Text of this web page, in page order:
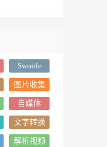
Swoole
Loader
图片收集
自媒体
文字转换
图片
解析视频